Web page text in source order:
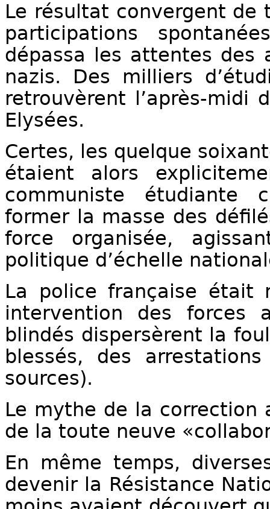
Le résultat convergent de
participations
dépassa les attentes des
nazis. Des milliers
retrouvèrent l’après-midi
Elysées.
Certes, les quelque
étaient alors
communiste étudiante
former la masse des
force organisée,
politique d’échelle
La police française était
intervention des forces
blindés dispersèrent la
blessés, des
sources).
Le mythe de la correction
de la toute neuve
En même temps,
devenir la Résistance